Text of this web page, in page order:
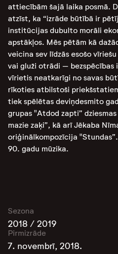
attiecībām šajā laika posmā.
atzīst, ka “izrāde būtībā ir
institūcijas dubulto morāli
apstākļos. Mēs pētām kā
veicina sev līdzās esošo
vai gluži otrādi – bezspēcības
vīrietis neatkarīgi no savas
rīkoties atbilstoši
tiek spēlētas deviņdesmito
grupas "Atdod zapti”
mazie zaķi”, kā arī Jēkaba
oriģinālkompozīcija
90. gadu mūzika.
Sezona
2018 / 2019
Pirmizrāde
7. novembrī, 2018.